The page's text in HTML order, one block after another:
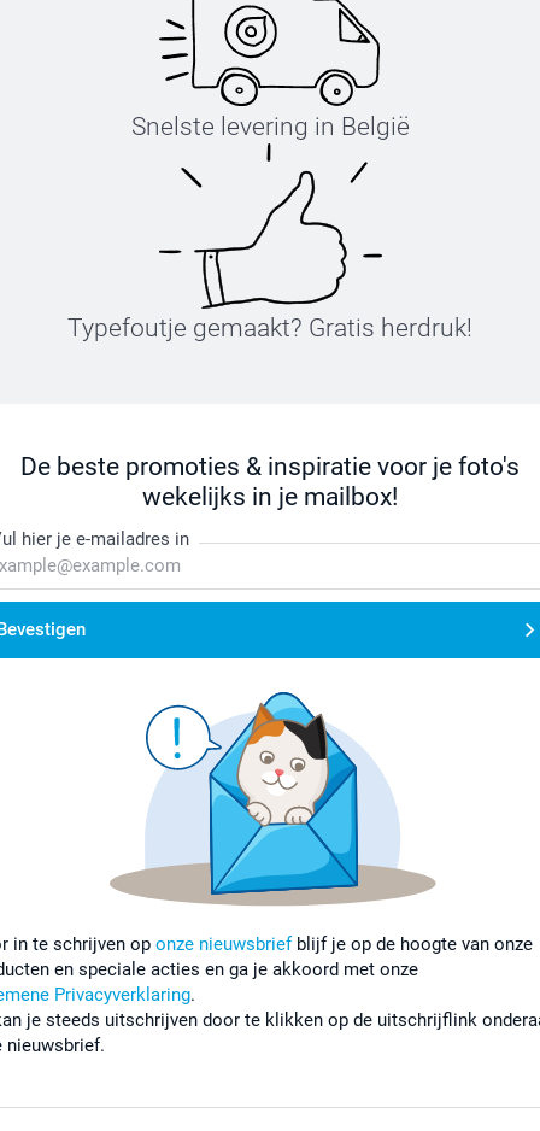
Snelste levering in België
Typefoutje gemaakt? Gratis herdruk!
De beste promoties & inspiratie voor je foto's
wekelijks in je mailbox!
hier je e-mailadres in
in te schrijven op onze nieuwsbriefblijf je op de hoogte van onze
en speciale acties en ga je akkoord met onze
Privacyverklaring.
je steeds uitschrijven door te klikken op de uitschrijflink
nieuwsbrief.